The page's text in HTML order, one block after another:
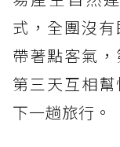
式，全團沒
帶著點客氣
第三天互相
下一趟旅行。